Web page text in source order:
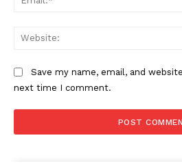
Save my name, email, and
next time I comment.